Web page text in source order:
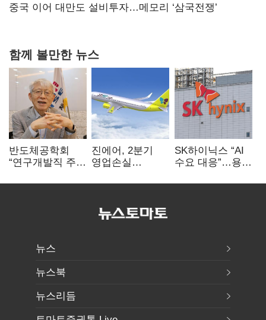
연 홈플러스
중국 이어 대만도 설비투자…메모리 ‘삼국전쟁’
함께 볼만한 뉴스
반도체공학회
“연구개발직 주
개선해야”
진에어, 2분기
영업손실
상승 여파
SK하이닉스 “AI
수요 대응”…용인
투자
뉴스
뉴스북
뉴스리듬